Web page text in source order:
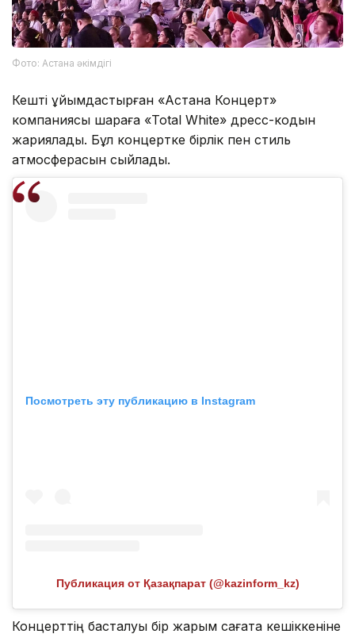
Фото: Астана әкімдігі
Кешті ұйымдастырған «Астана Концерт»
компаниясы шараға «Total White» дресс-кодын
жариялады. Бұл концертке бірлік пен стиль
атмосферасын сыйлады.
Посмотреть эту публикацию в Instagram
Публикация от Қазақпарат (@kazinform_kz)
Концерттің басталуы бір жарым сағатқа кешіккеніне